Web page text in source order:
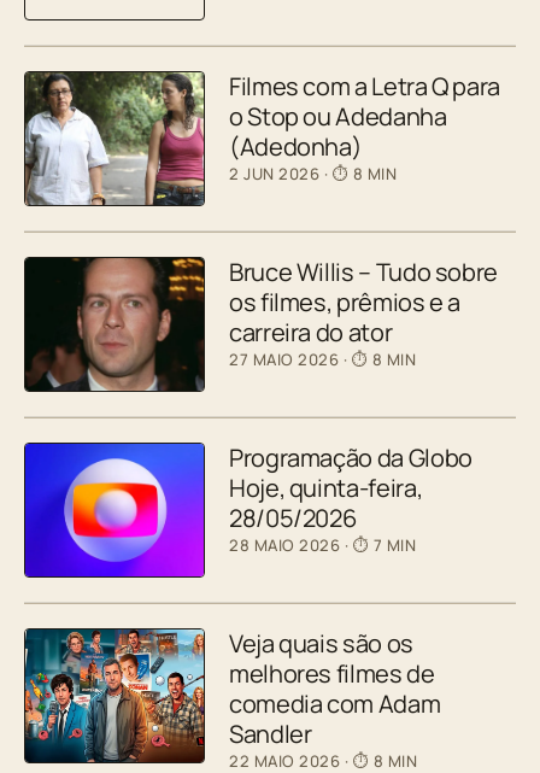
Filmes com a Letra Q para
o Stop ou Adedanha
(Adedonha)
2 JUN 2026 · ⏱ 8 MIN
Bruce Willis – Tudo sobre
os filmes, prêmios e a
carreira do ator
27 MAIO 2026 · ⏱ 8 MIN
Programação da Globo
Hoje, quinta-feira,
28/05/2026
28 MAIO 2026 · ⏱ 7 MIN
Veja quais são os
melhores filmes de
comedia com Adam
Sandler
22 MAIO 2026 · ⏱ 8 MIN